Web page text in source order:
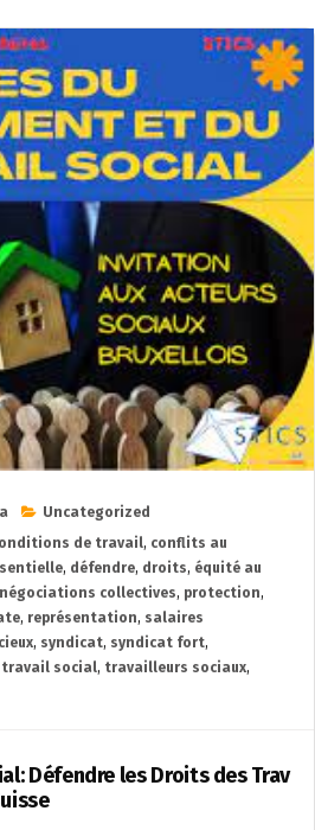
Uncategorized
de travail, conflits au
, défendre, droits, équité au
négociations collectives, protection,
, représentation, salaires
, syndicat, syndicat fort,
travail social, travailleurs sociaux,
Défendre les Droits des Trav